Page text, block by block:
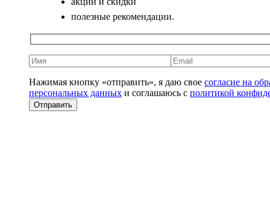
полезные рекомендации.
Нажимая кнопку «отправить», я даю свое согласие на
персональных данных и соглашаюсь с политикой